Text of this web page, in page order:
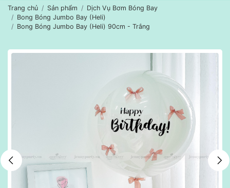
Trang chủ Sản phẩm
Dịch Vụ Bơm Bóng Bay
Bong Bóng Jumbo Bay (Heli)
Bong Bóng Jumbo Bay (Heli) 90cm - Trắng